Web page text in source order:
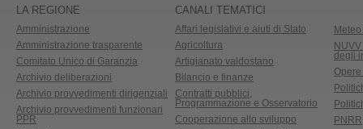
LA REGIONE
Amministrazione
Amministrazione trasparente
Comitato Unico di Garanzia
Archivio deliberazioni
Archivio provvedimenti dirigenziali
Archivio provvedimenti funzionari
PPR
CANALI TEMATICI
Affari legislativi e aiuti di Stato
Agricoltura
Artigianato valdostano
Bilancio e finanze
Contratti pubblici,
Programmazione e Osservatorio
Cooperazione allo sviluppo
degli
PNRR